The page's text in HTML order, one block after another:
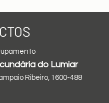
do Lumiar
Ribeiro, 1600-488